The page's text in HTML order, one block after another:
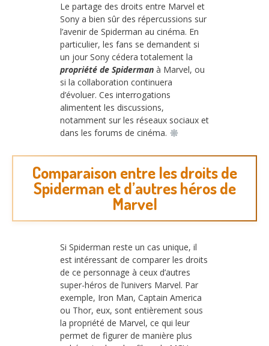
Le partage des droits entre Marvel et
Sony a bien sûr des répercussions sur
l’avenir de Spiderman au cinéma. En
particulier, les fans se demandent si
un jour Sony cédera totalement la
propriété de Spiderman à Marvel, ou
si la collaboration continuera
d’évoluer. Ces interrogations
alimentent les discussions,
notamment sur les réseaux sociaux et
dans les forums de cinéma.
Comparaison entre les droits de
Spiderman et d’autres héros de
Marvel
Si Spiderman reste un cas unique, il
est intéressant de comparer les droits
de ce personnage à ceux d’autres
super-héros de l’univers Marvel. Par
exemple, Iron Man, Captain America
ou Thor, eux, sont entièrement sous
la propriété de Marvel, ce qui leur
permet de figurer de manière plus